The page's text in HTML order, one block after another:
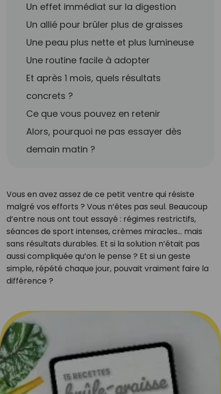
Un effet immédiat sur la digestion
Un allié pour brûler plus de graisses
Une peau plus nette et plus lumineuse
Une routine facile à adopter
Et après 1 mois, quels résultats
concrets ?
Ce que vous pouvez en retenir
Alors, pourquoi ne pas essayer dès
demain matin ?
Vous en avez assez de ce petit ventre qui résiste
malgré vos efforts ? Vous n’êtes pas seul. Beaucoup
d’entre nous ont tout essayé : régimes restrictifs,
séances de sport intenses, crèmes miracles... mais
sans résultats durables. Et si la solution n’était pas
aussi compliquée qu’on le pense ? Et si un geste
simple, répété chaque jour, pouvait vraiment faire la
différence ?